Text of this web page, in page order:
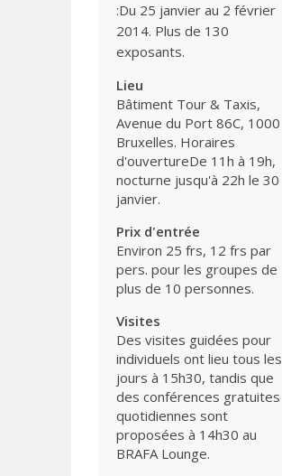
:Du 25 janvier au 2 février
2014. Plus de 130
exposants.
Lieu
Bâtiment Tour & Taxis,
Avenue du Port 86C, 1000
Bruxelles. Horaires
d'ouvertureDe 11h à 19h,
nocturne jusqu'à 22h le 30
janvier.
Prix d'entrée
Environ 25 frs, 12 frs par
pers. pour les groupes de
plus de 10 personnes.
Visites
Des visites guidées pour
individuels ont lieu tous les
jours à 15h30, tandis que
des conférences gratuites
quotidiennes sont
proposées à 14h30 au
BRAFA Lounge.